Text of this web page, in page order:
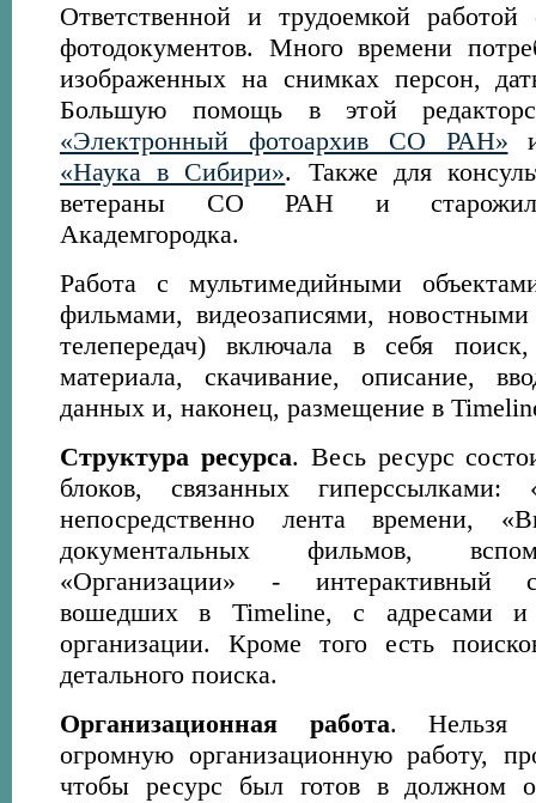
Ответственной и трудоемкой работой
фотодокументов. Много времени
изображенных на снимках персон,
Большую помощь в этой
«Электронный фотоархив СО РАН»
«Наука в Сибири». Также для
ветераны СО РАН и старожилы
Академгородка.
Работа с мультимедийными
фильмами, видеозаписями,
телепередач) включала в себя
материала, скачивание, описание,
данных и, наконец, размещение в
Структура ресурса. Весь ресурс
блоков, связанных
непосредственно лента времени,
документальных фильмов,
«Организации» - интерактивный
вошедших в Timeline, с адресами
организации. Кроме того есть
детального поиска.
Организационная работа. Нельзя
огромную организационную работу,
чтобы ресурс был готов в должном